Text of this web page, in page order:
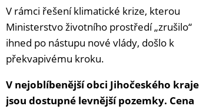
V rámci řešení klimatické krize, kterou
Ministerstvo životního prostředí „zrušilo“
ihned po nástupu nové vlády, došlo k
překvapivému kroku.
V nejoblíbenější obci Jihočeského kraje
jsou dostupné levnější pozemky. Cena